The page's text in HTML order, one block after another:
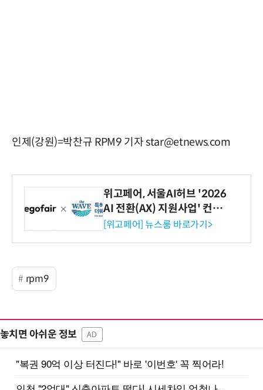
인제(강원)=박찬규 RPM9 기자 star@etnews.com
위고페어, 서울AI허브 '2026
AI 전환(AX) 지원사업' 컨소
시엄 선정
[위고페어] 뉴스룸 바로가기>
rpm9
놓치면 아쉬운 정보 AD